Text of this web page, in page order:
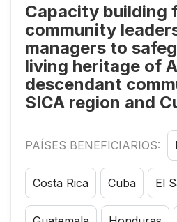
Capacity building
community
managers to
living heritage of
descendant
SICA region and
PAÍSES BENEFICIARIOS:
Costa Rica Cuba El